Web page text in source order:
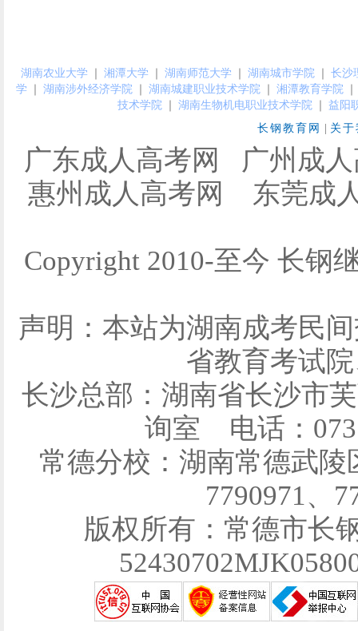
湖南农业大学 湘潭大学 湖南师范大学 湖南城市学院
长沙
学
湖南涉外经济学院 湖南城建职业技术学院 湘潭教育学院
技术学院
湖南生物机电职业技术学院
益阳
长钢教育网
关
广东成人高考网
广州成
惠州成人高考网
东莞成
Copyright 2010-至今 长钢
声明：本站为湖南成考民
省教育考试
长沙总部：湖南省长沙市
询室 电话：
常德分校：湖南常德武
7790971、
版权所有：常德市